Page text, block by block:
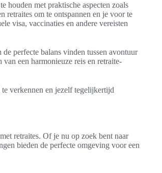
houden met praktische aspecten zoals
retraites om te ontspannen en je voor te
visa, vaccinaties en andere vereisten
perfecte balans vinden tussen avontuur
een harmonieuze reis en retraite-
verkennen en jezelf tegelijkertijd
retraites. Of je nu op zoek bent naar
bieden de perfecte omgeving voor een